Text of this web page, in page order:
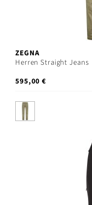
ZEGNA
Herren Straight Jeans
595,00 €